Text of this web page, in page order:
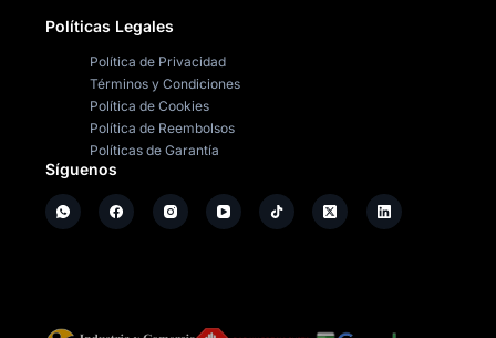
Políticas Legales
Política de Privacidad
Términos y Condiciones
Política de Cookies
Política de Reembolsos
Políticas de Garantía
Síguenos